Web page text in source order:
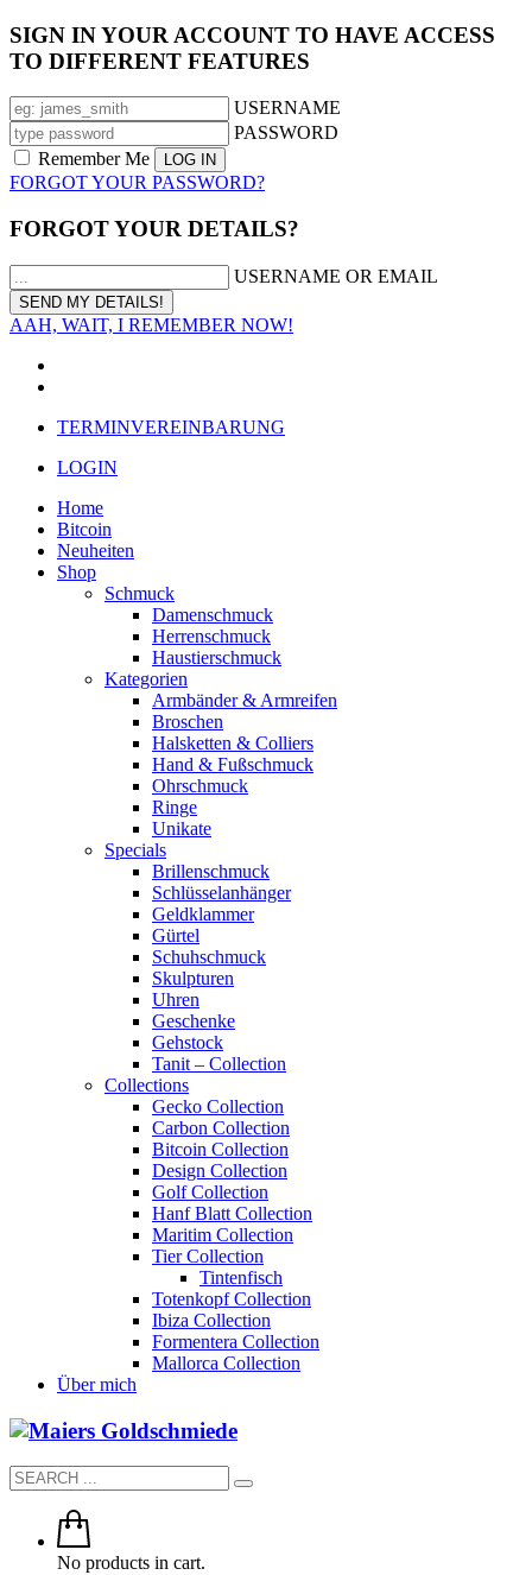
SIGN IN YOUR ACCOUNT TO HAVE ACCESS
TO DIFFERENT FEATURES
USERNAME
PASSWORD
Remember Me
FORGOT YOUR PASSWORD?
FORGOT YOUR DETAILS?
USERNAME OR EMAIL
AAH, WAIT, I REMEMBER NOW!
TERMINVEREINBARUNG
LOGIN
Home
Bitcoin
Neuheiten
Shop
Schmuck
Damenschmuck
Herrenschmuck
Haustierschmuck
Kategorien
Armbänder & Armreifen
Broschen
Halsketten & Colliers
Hand & Fußschmuck
Ohrschmuck
Ringe
Unikate
Specials
Brillenschmuck
Schlüsselanhänger
Geldklammer
Gürtel
Schuhschmuck
Skulpturen
Uhren
Geschenke
Gehstock
Tanit – Collection
Collections
Gecko Collection
Carbon Collection
Bitcoin Collection
Design Collection
Golf Collection
Hanf Blatt Collection
Maritim Collection
Tier Collection
Tintenfisch
Totenkopf Collection
Ibiza Collection
Formentera Collection
Mallorca Collection
Über mich
No products in cart.